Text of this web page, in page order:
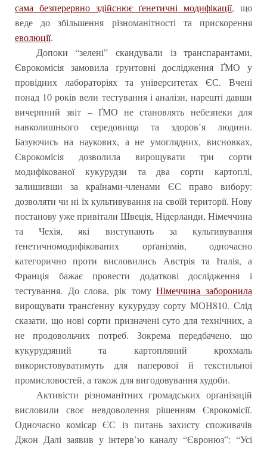
сама безперервно здійснює ґенетичні модифікації, що
веде до збільшення різноманітності та прискорення
еволюції.
Допоки “зелені” скандували із транспарантами,
Єврокомісія замовила ґрунтовні дослідження ҐМО у
провідних лабораторіях та університетах ЄС. Вчені
понад 10 років вели тестування і аналізи, нарешті давши
вичерпний звіт – ҐМО не становлять небезпеки для
навколишнього середовища та здоров’я людини.
Базуючись на наукових, а не умоглядних, висновках,
Єврокомісія дозволила вирощувати три сорти
модифікованої кукурудзи та два сорти картоплі,
залишивши за країнами-членами ЄС право вибору:
дозволяти чи ні їх культивування на своїй території. Нову
постанову уже привітали Швеція, Нідерланди, Німеччина
та Чехія, які виступають за культивування
ґенетичномодифікованих орґанізмів, одночасно
категорично проти висловились Австрія та Італія, а
Франція бажає провести додаткові дослідження і
тестування. До слова, рік томуНімеччина заборонила
вирощувати трансґенну кукурудзу сорту МОН810. Слід
сказати, що нові сорти призначені суто для технічних, а
не продовольчих потреб. Зокрема передбачено, що
кукурудзяний та картопляний крохмаль
використовуватимуть для паперової й текстильної
промисловостей, а також для вигодовування худоби.
Активісти різноманітних громадських орґанізацій
висловили своє невдоволення рішенням Єврокомісії.
Одночасно комісар ЄС із питань захисту споживачів
Джон Далі заявив у інтерв’ю каналу “Євронюз”: “Усі